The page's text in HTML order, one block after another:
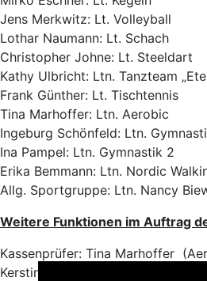
Jens Merkwitz: Lt. Volleyball
Lothar Naumann: Lt. Schach
Christopher Johne: Lt. Steeldart
Kathy Ulbricht: Ltn. Tanzteam
Frank Günther: Lt. Tischtennis
Tina Marhoffer: Ltn. Aerobic
Ingeburg Schönfeld: Ltn.
Ina Pampel: Ltn. Gymnastik 2
Erika Bemmann: Ltn. Nordic
Allg. Sportgruppe: Ltn. Nancy
Weitere Funktionen im Auftrag
Kassenprüfer: Tina Marhoffer
Kerstin Wündisch (Gymnastik 2)